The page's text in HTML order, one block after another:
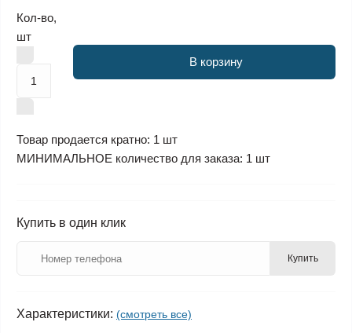
Кол-во,
шт
В корзину
Товар продается кратно: 1 шт
МИНИМАЛЬНОЕ количество для заказа: 1 шт
Купить в один клик
Купить
Характеристики: (смотреть все)